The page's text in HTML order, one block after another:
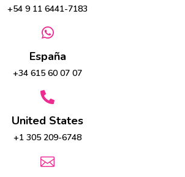
+54 9 11 6441-7183

España
+34 615 60 07 07

United States
+1 305 209-6748
